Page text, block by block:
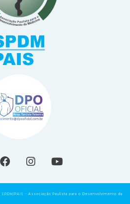
PAIS - Associação Paulista para o Desenvolvimento da